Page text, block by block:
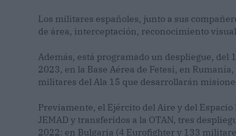
Los militares españoles, junto a sus
de área, interceptación, reconocimiento
Además, está programado un despliegue, del
2023, en la Base Aérea de Fetesi, en
militares del Ala 15 que desarrollarán
Previamente, el Ejército del Aire y del
JEMAD y transferidos a la OTAN, tres
2022: en Bulgaria (4 Eurofighter y 133